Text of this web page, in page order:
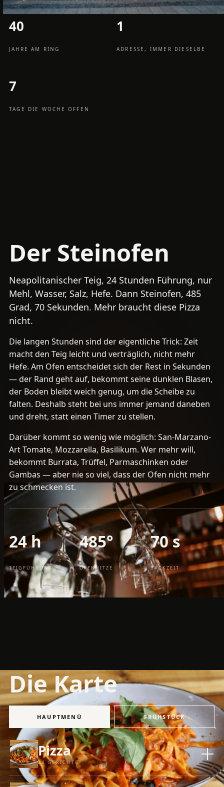
40
JAHRE AM RING
1
ADRESSE, IMMER DIESELBE
7
TAGE DIE WOCHE OFFEN
Der Steinofen
Neapolitanischer Teig, 24 Stunden Führung, nur
Mehl, Wasser, Salz, Hefe. Dann Steinofen, 485
Grad, 70 Sekunden. Mehr braucht diese Pizza
nicht.
Die langen Stunden sind der eigentliche Trick: Zeit
macht den Teig leicht und verträglich, nicht mehr
Hefe. Am Ofen entscheidet sich der Rest in Sekunden
— der Rand geht auf, bekommt seine dunklen Blasen,
der Boden bleibt weich genug, um die Scheibe zu
falten. Deshalb steht bei uns immer jemand daneben
und dreht, statt einen Timer zu stellen.
Darüber kommt so wenig wie möglich: San-Marzano-
Art Tomate, Mozzarella, Basilikum. Wer mehr will,
bekommt Burrata, Trüffel, Parmaschinken oder
Gambas — aber nie so viel, dass der Ofen nicht mehr
zu schmecken ist.
24 h
TEIGFÜHRUNG
485°
OFENHITZE
70 s
BACKZEIT
Die Karte
HAUPTMENÜ FRÜHSTÜCK
Pizza
24 GERICHTE